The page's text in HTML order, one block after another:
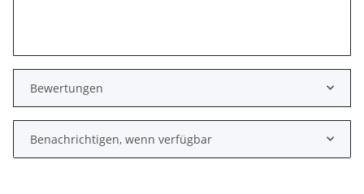
Bewertungen
Benachrichtigen, wenn verfügbar